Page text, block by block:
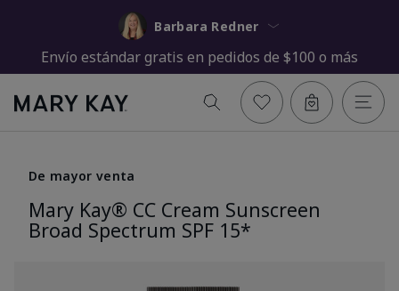
Barbara Redner
Envío estándar gratis en pedidos de $100 o más
De mayor venta
Mary Kay® CC Cream Sunscreen
Broad Spectrum SPF 15*